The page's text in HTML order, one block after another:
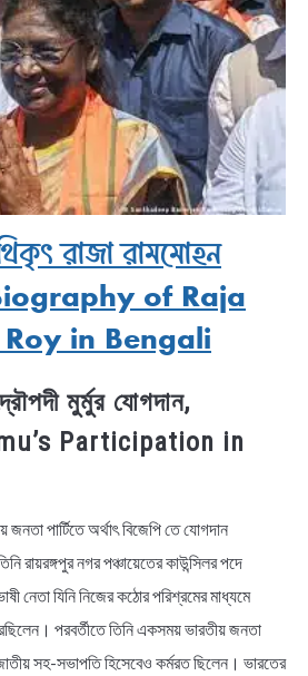
রাজা রামমোহন
Biography of Raja
in Bengali
মুর্মুর যোগদান,
Participation in
পার্টিতে অর্থাৎ বিজেপি তে যোগদান
রায়রঙ্গপুর নগর পঞ্চায়েতের কাউন্সিলর পদে
নেতা যিনি নিজের কঠোর পরিশ্রমের মাধ্যমে
পরবর্তীতে তিনি একসময় ভারতীয় জনতা
সহ-সভাপতি হিসেবেও কর্মরত ছিলেন। ভারতের